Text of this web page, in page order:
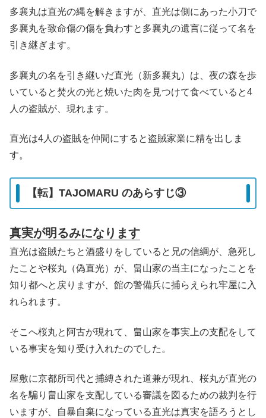
多襄丸は直光の縄を解きますが、直光は側にあった小刀で
多襄丸を致命傷の傷を負わすと多襄丸の遺言に従って名を
引き継ぎます。
多襄丸の名を引き継いだ直光（新多襄丸）は、夜の森を歩
いていると焚火の光と焼いた肉を見つけて食べていると4
人の盗賊が、現れます。
直光は4人の盗賊を仲間にすると盗賊家業に精を出しま
す。
【転】TAJOMARU のあらすじ③
真実が明るみになります
直光は盗賊たちと酒盛りをしていると兄の信綱が、急死し
たことや桜丸（偽直光）が、畠山家の当主になったことを
知り都へと戻りますが、館の警備兵に捕らえられ牢屋に入
れられます。
そこへ桜丸と阿古が現れて、畠山家を事実上の支配をして
いる事実を知り受け入れたのでした。
屋敷に京都所司代と捕縛された道兼が現れ、桜丸が直光の
名を騙り畠山家を支配している審議を図るための裁判を行
いますが、自暴自棄になっている直光は真実を語ろうとし